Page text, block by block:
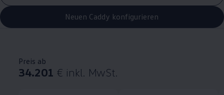
Neuen Caddy konfigurieren
Preis ab
34.201 € inkl. MwSt.